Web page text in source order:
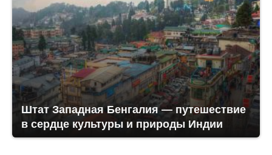
Штат Западная Бенгалия — путешествие
в сердце культуры и природы Индии